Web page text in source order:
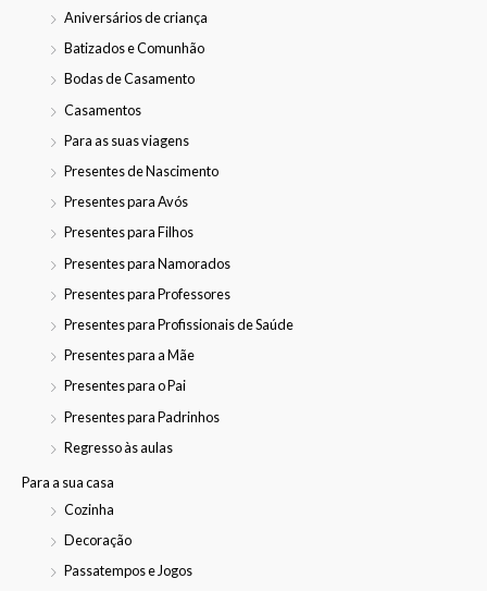
Aniversários de criança
Batizados e Comunhão
Bodas de Casamento
Casamentos
Para as suas viagens
Presentes de Nascimento
Presentes para Avós
Presentes para Filhos
Presentes para Namorados
Presentes para Professores
Presentes para Profissionais de Saúde
Presentes para a Mãe
Presentes para o Pai
Presentes para Padrinhos
Regresso às aulas
Para a sua casa
Cozinha
Decoração
Passatempos e Jogos